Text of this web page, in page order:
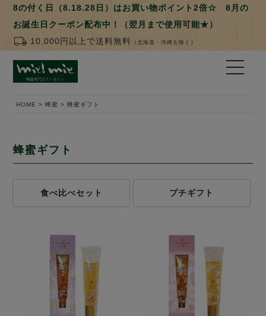
8の付く日（8.18.28日）はお買い物ポイント2倍☆ 8月の
お誕生日クーポン配布中！（翌月まで使用可能★）
local_shipping 10,000円以上で送料無料 （北海道・沖縄を除く）
HOME 蜂蜜 蜂蜜ギフト
蜂蜜ギフト
食べ比べセット プチギフト